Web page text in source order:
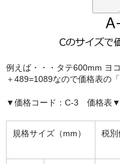
お問い合わせフォーム
メンバー
カート
例えば・・・タテ600mm ヨ
＋489=1089なので価格表の
▼価格コード：C-3 価格表▼
規格サイズ（mm） 税別